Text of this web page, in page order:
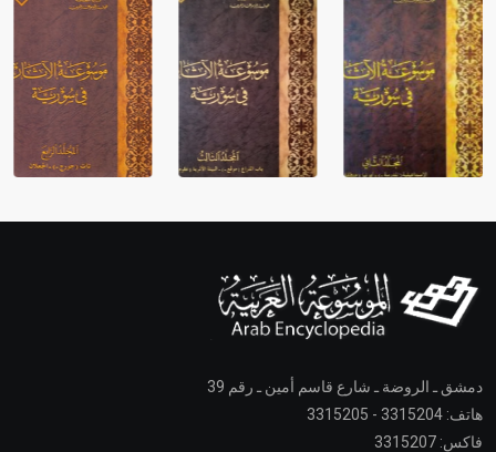
دمشق ـ الروضة ـ شارع قاسم أمين ـ رقم 39
هاتف: 3315204 - 3315205
فاكس: 3315207